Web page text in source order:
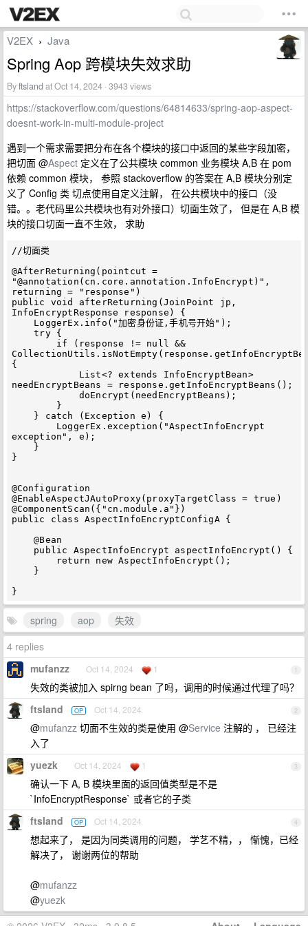
V2EX › Java
Spring Aop 跨模块失效求助
Byftsland at Oct 14, 2024 · 3943 views
https://stackoverflow.com/questions/64814633/spring-aop-aspect-
doesnt-work-in-multi-module-project
遇到一个需求需要把分布在各个模块的接口中返回的某些字段加密，
把切面 @Aspect 定义在了公共模块 common 业务模块 A,B 在 pom
依赖 common 模块， 参照 stackoverflow 的答案在 A,B 模块分别定
义了 Config 类 切点使用自定义注解， 在公共模块中的接口（没
错。。老代码里公共模块也有对外接口）切面生效了， 但是在 A,B 模
块的接口切面一直不生效， 求助
//切面类
@AfterReturning(pointcut =
"@annotation(cn.core.annotation.InfoEncrypt)",
returning = "response")
public void afterReturning(JoinPoint jp,
InfoEncryptResponse response) {
    try {
{
needEncryptBeans = response.getInfoEncryptBeans();
exception", e);
}
@Configuration
@EnableAspectJAutoProxy(proxyTargetClass = true)
@ComponentScan({"cn.module.a"})
public class AspectInfoEncryptConfigA {
    @Bean
spring aop
失效
4 replies
1
mufanzz Oct 14, 2024 1
失效的类被加入 spirng bean 了吗，调用的时候通过代理了吗？
2
ftsland OP Oct 14, 2024
@mufanzz 切面不生效的类是使用 @Service 注解的 ， 已经注
入了
3
yuezk Oct 14, 2024 1
确认一下 A, B 模块里面的返回值类型是不是
`InfoEncryptResponse` 或者它的子类
4
ftsland OP Oct 14, 2024
想起来了， 是因为同类调用的问题， 学艺不精，， 惭愧，已经
解决了， 谢谢两位的帮助
@mufanzz
@yuezk